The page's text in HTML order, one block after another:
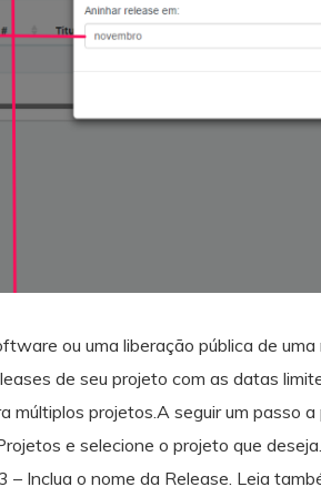
ou uma liberação pública de
de seu projeto com as datas
múltiplos projetos.A seguir um passo a
e selecione o projeto que
Inclua o nome da Release. Leia